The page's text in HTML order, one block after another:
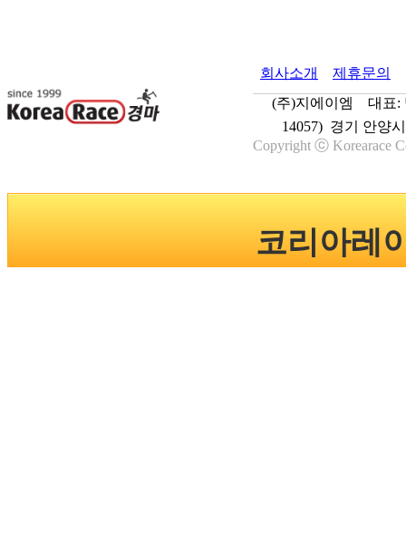
회사소개 제휴문의
(주)지에이엠 대표:
14057) 경기 안양
Copyright ⓒ Korearace
코리아레